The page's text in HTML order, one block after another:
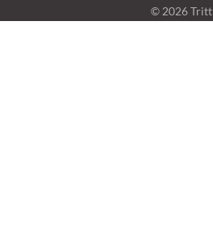
© 2026 Tritt